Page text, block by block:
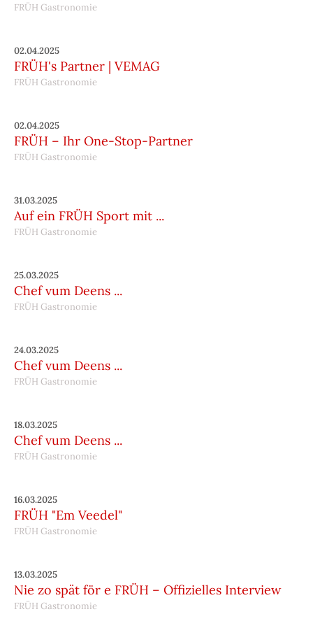
FRÜH Gastronomie
02.04.2025
FRÜH's Partner | VEMAG
FRÜH Gastronomie
02.04.2025
FRÜH – Ihr One-Stop-Partner
FRÜH Gastronomie
31.03.2025
Auf ein FRÜH Sport mit ...
FRÜH Gastronomie
25.03.2025
Chef vum Deens ...
FRÜH Gastronomie
24.03.2025
Chef vum Deens ...
FRÜH Gastronomie
18.03.2025
Chef vum Deens ...
FRÜH Gastronomie
16.03.2025
FRÜH "Em Veedel"
FRÜH Gastronomie
13.03.2025
Nie zo spät för e FRÜH – Offizielles Interview
FRÜH Gastronomie